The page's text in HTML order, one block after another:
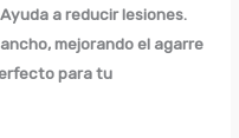
a reducir lesiones.
mejorando el agarre
para tu